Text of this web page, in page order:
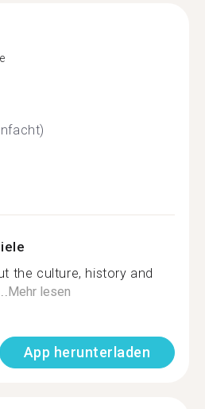
the culture, history and
Mehr lesen
App herunterladen